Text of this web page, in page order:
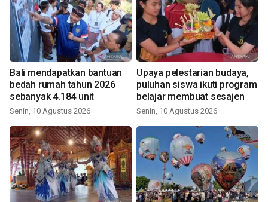
Bali mendapatkan bantuan
bedah rumah tahun 2026
sebanyak 4.184 unit
Senin, 10 Agustus 2026
Upaya pelestarian budaya,
puluhan siswa ikuti program
belajar membuat sesajen
Senin, 10 Agustus 2026